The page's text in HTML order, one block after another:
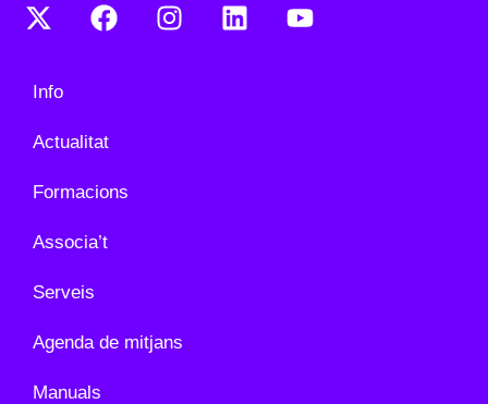
Info
Actualitat
Formacions
Associa’t
Serveis
Agenda de mitjans
Manuals